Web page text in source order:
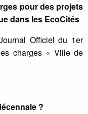
pour des projets
dans les EcoCités
Officiel du 1er
charges « Ville de
?